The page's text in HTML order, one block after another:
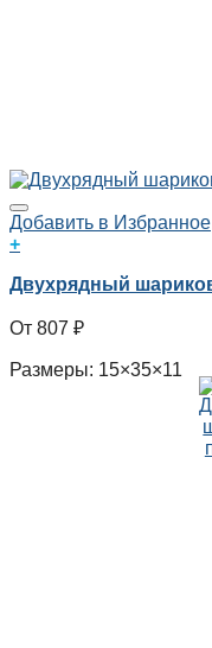
Добавить в Избранное
+
Двухрядный
807 ₽
Размеры: 15×35×11